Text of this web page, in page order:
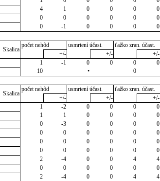
4 1 0 0 0 0
0 0 0 0 0 0
0 -1 0 0 0 0
Skalica
počet nehôd usmrtení účast. ťažko zran. účast.
+/-
+/- +/-
1 -1 0 0 0 0
10 • 0
Skalica
počet nehôd usmrtení účast. ťažko zran. účast.
+/-
+/- +/-
1 -2 0 0 0 0
1 1 0 0 0 0
0 -3 0 0 0 0
0 0 0 0 0 0
0 0 0 0 0 0
0 0 0 0 0 0
2 -4 0 0 4 4
0 0 0 0 0 0
2 -4 0 0 4 4